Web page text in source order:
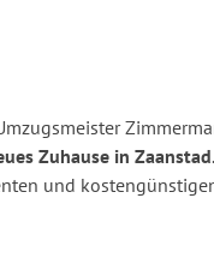
Zuhause in Zaanstad.
und